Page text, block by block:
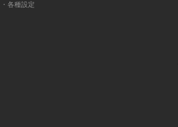
・各種設定